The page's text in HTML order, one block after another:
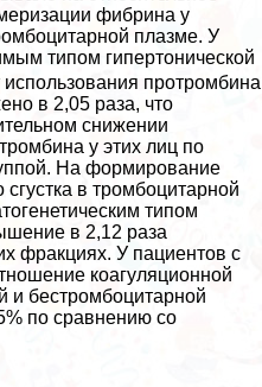
фибрина у
плазме. У
типом гипертонической
протромбина
в 2,05 раза, что
снижении
у этих лиц по
На формирование
в тромбоцитарной
типом
в 2,12 раза
фpaкциях. У пациентов с
коагуляционной
и бестромбоцитарной
по сравнению со